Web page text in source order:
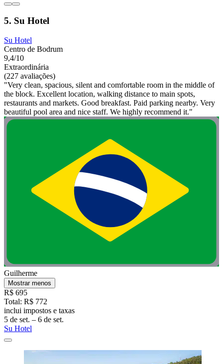
5. Su Hotel
Su Hotel
Centro de Bodrum
9,4/10
Extraordinária
(227 avaliações)
"Very clean, spacious, silent and comfortable room in the middle of
the block. Excellent location, walking distance to main spots,
restaurants and markets. Good breakfast. Paid parking nearby. Very
beautiful pool area and nice staff. We highly recommend it."
Guilherme
Mostrar menos
R$ 695
Total: R$ 772
inclui impostos e taxas
5 de set. – 6 de set.
Su Hotel